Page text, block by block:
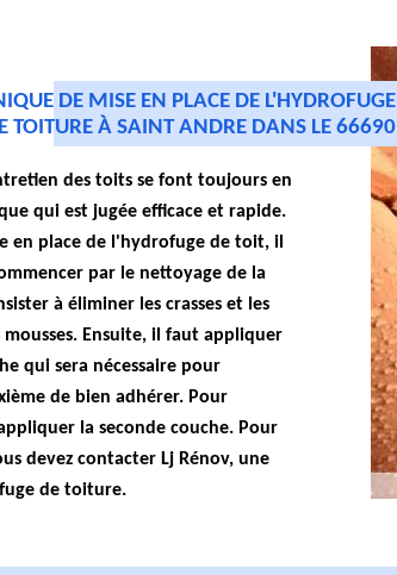
DE MISE EN PLACE DE L'HYDROFUGE
TOITURE À SAINT ANDRE DANS LE 66690
des toits se font toujours en
qui est jugée efficace et rapide.
en place de l'hydrofuge de toit, il
par le nettoyage de la
à éliminer les crasses et les
mousses. Ensuite, il faut appliquer
qui sera nécessaire pour
de bien adhérer. Pour
la seconde couche. Pour
devez contacter Lj Rénov, une
de toiture.